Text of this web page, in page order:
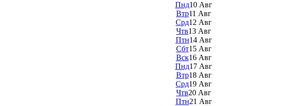
Пнд10 Авг
Втр11 Авг
Срд12 Авг
Чтв13 Авг
Птн14 Авг
Сбт15 Авг
Вск16 Авг
Пнд17 Авг
Втр18 Авг
Срд19 Авг
Чтв20 Авг
Птн21 Авг